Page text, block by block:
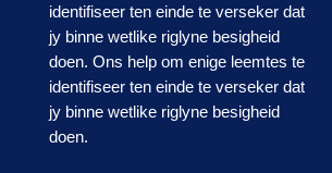
identifiseer ten einde te verseker dat
jy binne wetlike riglyne besigheid
doen. Ons help om enige leemtes te
identifiseer ten einde te verseker dat
jy binne wetlike riglyne besigheid
doen.